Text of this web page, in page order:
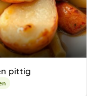
pittig